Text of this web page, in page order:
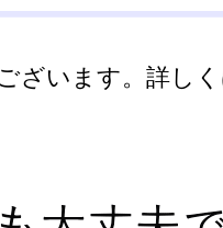
ざいます。詳し